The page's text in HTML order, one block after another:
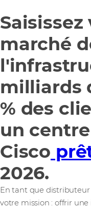
marché
milliards
% des
un
Cisco
2026.
En tant que distributeur
votre mission : offrir